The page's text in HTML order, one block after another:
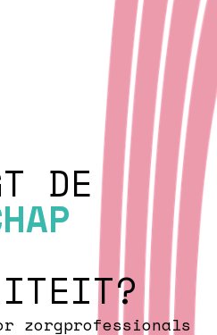
DE
zorgprofessionals